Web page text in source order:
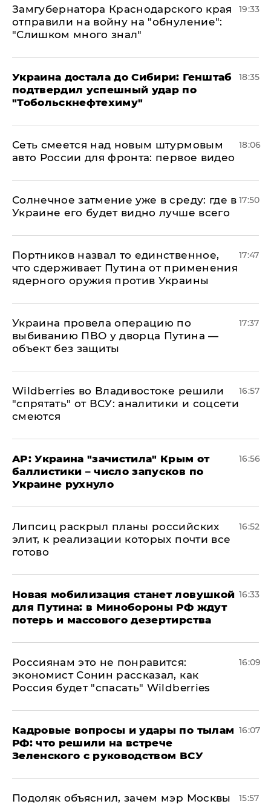
Замгубернатора Краснодарского края
отправили на войну на "обнуление":
"Слишком много знал"
19:33
Украина достала до Сибири: Генштаб
подтвердил успешный удар по
"Тобольскнефтехиму"
18:35
Сеть смеется над новым штурмовым
авто России для фронта: первое видео
18:06
​Солнечное затмение уже в среду: где в
Украине его будет видно лучше всего
17:50
Портников назвал то единственное,
что сдерживает Путина от применения
ядерного оружия против Украины
17:47
Украина провела операцию по
выбиванию ПВО у дворца Путина —
объект без защиты
17:37
Wildberries во Владивостоке решили
"спрятать" от ВСУ: аналитики и соцсети
смеются
16:57
AP: Украина "зачистила" Крым от
баллистики – число запусков по
Украине рухнуло
16:56
Липсиц раскрыл планы российских
элит, к реализации которых почти все
готово
16:52
​Новая мобилизация станет ловушкой
для Путина: в Минобороны РФ ждут
потерь и массового дезертирства
16:33
Россиянам это не понравится:
экономист Сонин рассказал, как
Россия будет "спасать" Wildberries
16:09
Кадровые вопросы и удары по тылам
РФ: что решили на встрече
Зеленского с руководством ВСУ
16:07
Подоляк объяснил, зачем мэр Москвы
15:57